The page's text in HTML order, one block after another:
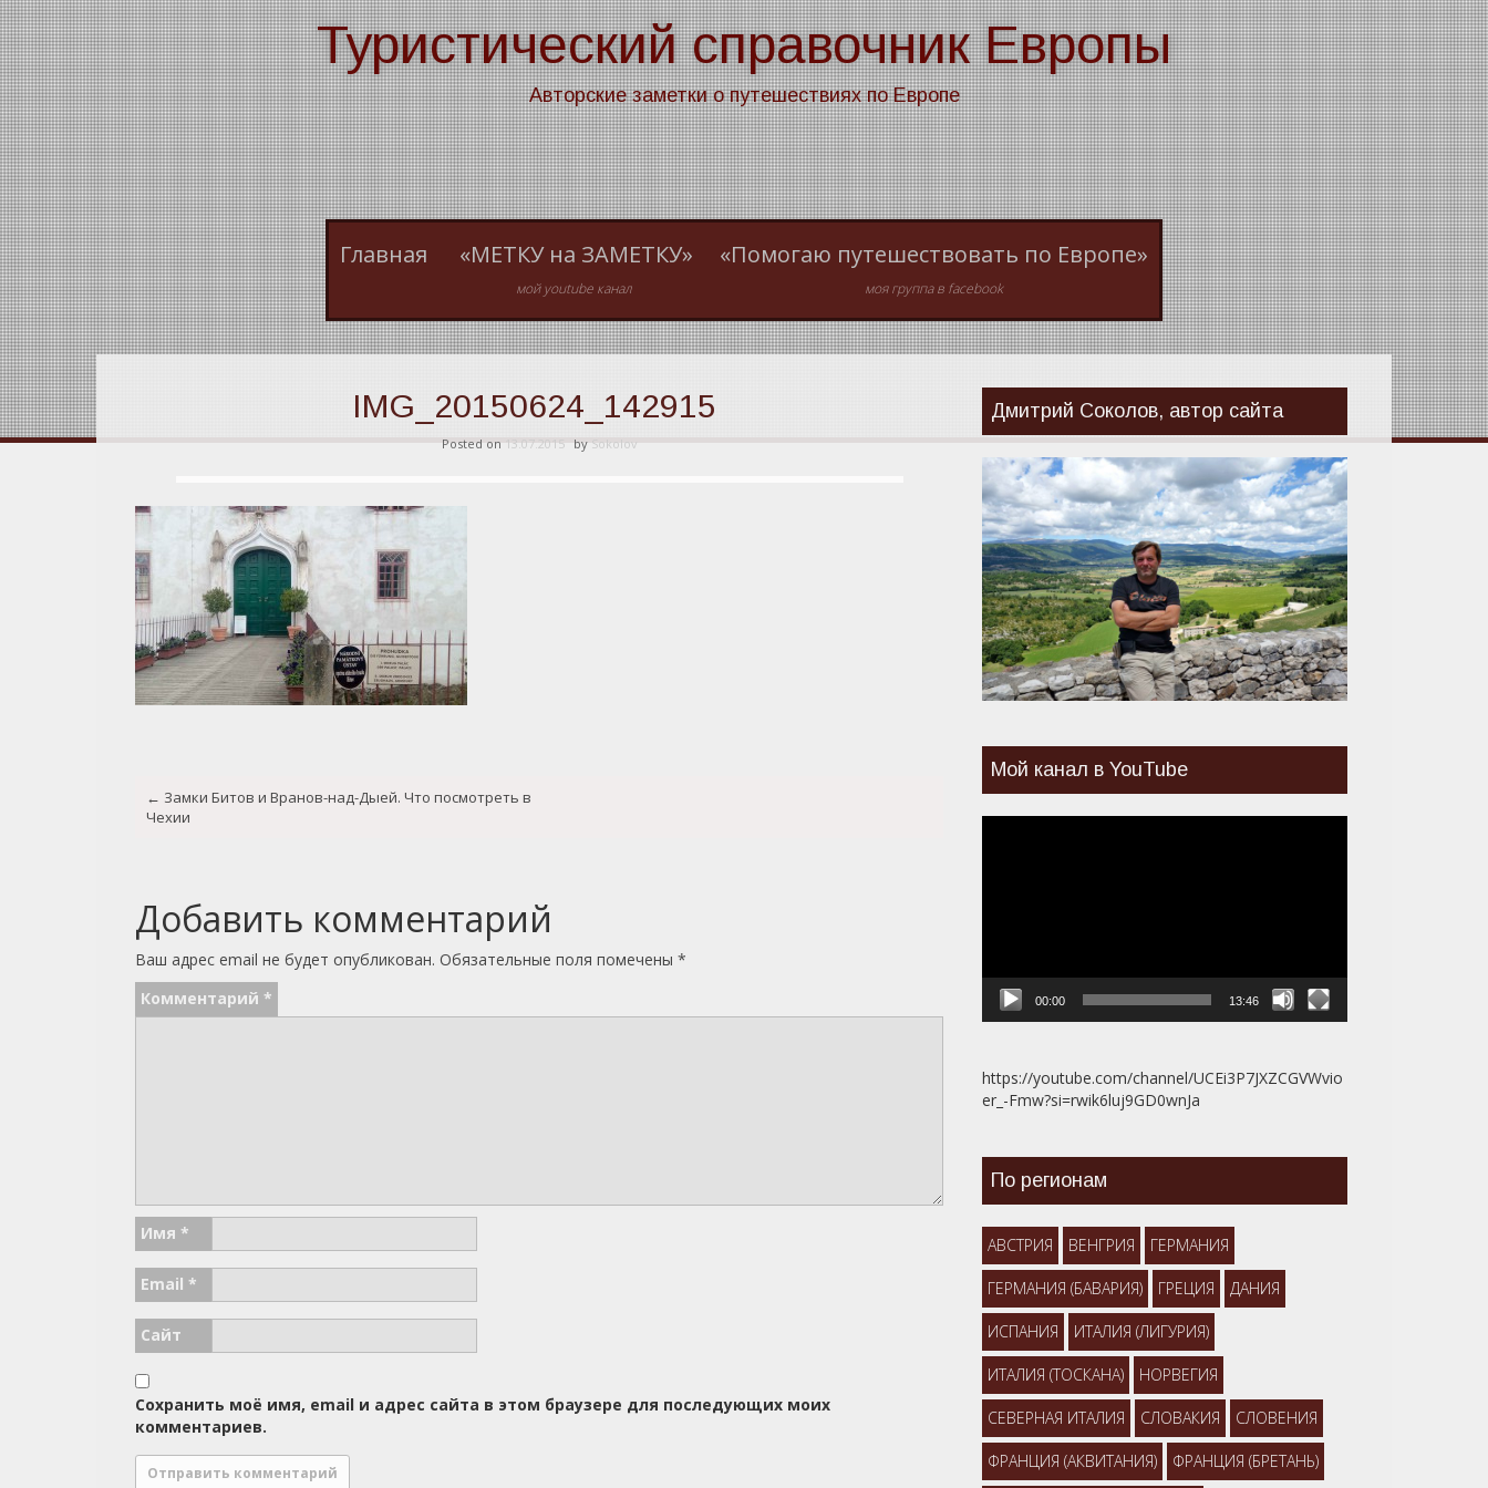
Skip
to
content
Туристический справочник Европы
Авторские заметки о путешествиях по Европе
Главная «МЕТКУ на ЗАМЕТКУ»
мой youtube канал
«Помогаю путешествовать по Европе»
моя группа в facebook
IMG_20150624_142915
Posted on 13.07.2015 by Sokolov
navigation
← Замки Битов и Вранов-над-Дыей. Что посмотреть в
Чехии
Добавить комментарий
Ваш адрес email не будет опубликован. Обязательные поля помечены *
Комментарий *
Имя *
Email *
Сайт
Сохранить моё имя, email и адрес сайта в этом браузере для последующих моих
комментариев.
Дмитрий Соколов, автор сайта
Мой канал в YouTube
00:00 13:46
https://youtube.com/channel/UCEi3P7JXZCGVWvio
er_-Fmw?si=rwik6luj9GD0wnJa
По регионам
АВСТРИЯ ВЕНГРИЯ ГЕРМАНИЯ
ГЕРМАНИЯ (БАВАРИЯ) ГРЕЦИЯ ДАНИЯ
ИСПАНИЯ ИТАЛИЯ (ЛИГУРИЯ)
ИТАЛИЯ (ТОСКАНА) НОРВЕГИЯ
СЕВЕРНАЯ ИТАЛИЯ СЛОВАКИЯ СЛОВЕНИЯ
ФРАНЦИЯ (АКВИТАНИЯ) ФРАНЦИЯ (БРЕТАНЬ)